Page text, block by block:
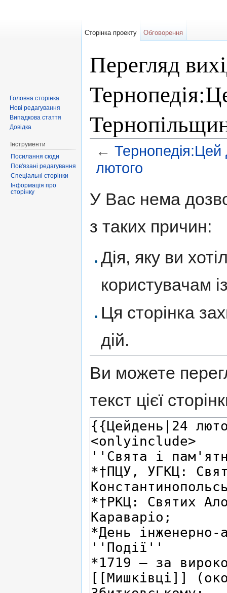
Перегляд
← Тернопедія:Цей
лютого
У Вас нема
з таких причин:
Дія, яку ви
користувачам
Ця сторінка
дій.
Ви можете
текст цієї
Сторінка проекту Обговорення
Головна сторінка
Нові редагування
Випадкова стаття
Довідка
Інструменти
Посилання сюди
Пов'язані редагування
Спеціальні сторінки
Інформація про
сторінку